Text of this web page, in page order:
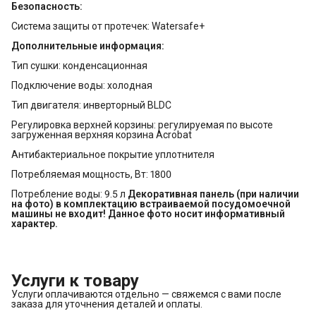
Безопасность:
Система защиты от протечек: Watersafe+
Дополнительные информация:
Тип сушки: конденсационная
Подключение воды: холодная
Тип двигателя: инверторный BLDC
Регулировка верхней корзины: регулируемая по высоте
загруженная верхняя корзина Acrobat
Антибактериальное покрытие уплотнителя
Потребляемая мощность, Вт: 1800
Потребление воды: 9.5 л Декоративная панель (при наличии
на фото) в комплектацию встраиваемой посудомоечной
машины не входит! Данное фото носит информативный
характер.
Услуги к товару
Услуги оплачиваются отдельно — свяжемся с вами после
заказа для уточнения деталей и оплаты.